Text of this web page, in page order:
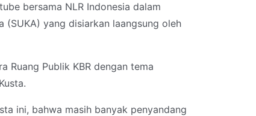
bersama NLR Indonesia dalam
(SUKA) yang disiarkan laangsung oleh
Ruang Publik KBR dengan tema
ini, bahwa masih banyak penyandang